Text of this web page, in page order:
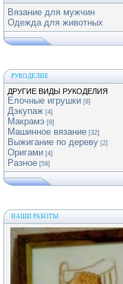
Вязание для мужчин
Одежда для животных
РУКОДЕЛИЕ
ДРУГИЕ ВИДЫ РУКОДЕЛИЯ
Елочные игрушки [8]
Дэкупаж [4]
Макрамэ [9]
Машинное вязание [32]
Выжигание по дереву [2]
Оригами [4]
Разное [59]
НАШИ РАБОТЫ